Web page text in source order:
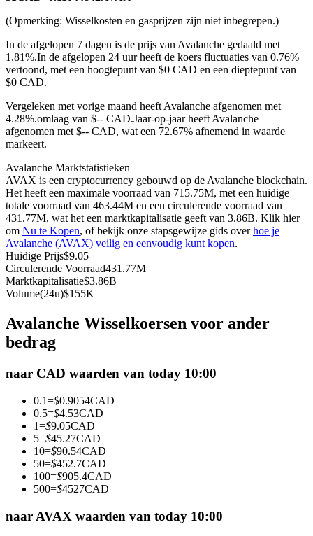
Futures met USDC als onderpand
Kopiëren Handel
Sluit je aan bij top traders
Word een Copy Trader
Geniet van winstdeling en copy trading commissies
(Opmerking: Wisselkosten en gasprijzen zijn niet inbegrepen.)
In de afgelopen 7 dagen is de prijs van Avalanche gedaald met
1.81%.In de afgelopen 24 uur heeft de koers fluctuaties van 0.76%
vertoond, met een hoogtepunt van $0 CAD en een dieptepunt van
$0 CAD.
Vergeleken met vorige maand heeft Avalanche afgenomen met
4.28%.omlaag van $-- CAD.Jaar-op-jaar heeft Avalanche
afgenomen met $-- CAD, wat een 72.67% afnemend in waarde
markeert.
Avalanche Marktstatistieken
AVAX is een cryptocurrency gebouwd op de Avalanche blockchain.
Het heeft een maximale voorraad van 715.75M, met een huidige
totale voorraad van 463.44M en een circulerende voorraad van
431.77M, wat het een marktkapitalisatie geeft van 3.86B. Klik hier
om Nu te Kopen, of bekijk onze stapsgewijze gids overhoe je
Avalanche (AVAX) veilig en eenvoudig kunt kopen.
Huidige Prijs$9.05
Circulerende Voorraad431.77M
Marktkapitalisatie$3.86B
Volume(24u)$155K
Avalanche Wisselkoersen voor ander
bedrag
naar CAD waarden van today 10:00
0.1=$0.9054CAD
0.5=$4.53CAD
1=$9.05CAD
5=$45.27CAD
10=$90.54CAD
50=$452.7CAD
100=$905.4CAD
500=$4527CAD
naar AVAX waarden van today 10:00